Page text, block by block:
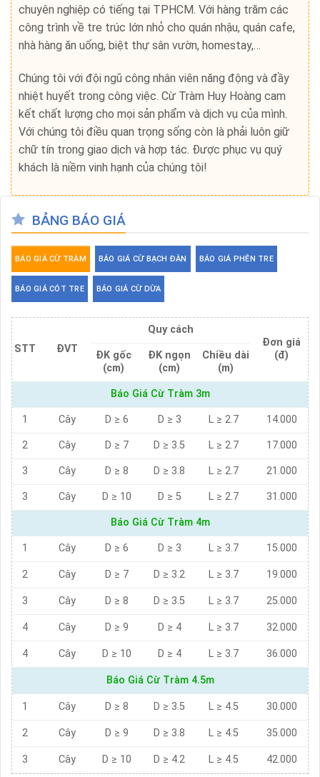
chuyên nghiệp có tiếng tại TPHCM. Với hàng trăm các
công trình về tre trúc lớn nhỏ cho quán nhậu, quán cafe,
nhà hàng ăn uống, biệt thự sân vườn, homestay,…
Chúng tôi với đội ngũ công nhân viên năng động và đầy
nhiệt huyết trong công việc. Cừ Tràm Huy Hoàng cam
kết chất lượng cho mọi sản phẩm và dịch vụ của mình.
Với chúng tôi điều quan trọng sống còn là phải luôn giữ
chữ tín trong giao dịch và hợp tác. Được phục vụ quý
khách là niềm vinh hạnh của chúng tôi!
BẢNG BÁO GIÁ
BÁO GIÁ CỪ TRÀM BÁO GIÁ CỪ BẠCH ĐÀN BÁO GIÁ PHÊN TRE
BÁO GIÁ CÓT TRE BÁO GIÁ CỪ DỪA
STT ĐVT
Quy cách
Đơn giá
(đ)
ĐK gốc
(cm)
ĐK ngọn
(cm)
Chiều dài
(m)
Báo Giá Cừ Tràm 3m
1 Cây D ≥ 6 D ≥ 3 L ≥ 2.7 14.000
2 Cây D ≥ 7 D ≥ 3.5 L ≥ 2.7 17.000
3 Cây D ≥ 8 D ≥ 3.8 L ≥ 2.7 21.000
3 Cây D ≥ 10 D ≥ 5 L ≥ 2.7 31.000
Báo Giá Cừ Tràm 4m
1 Cây D ≥ 6 D ≥ 3 L ≥ 3.7 15.000
2 Cây D ≥ 7 D ≥ 3.2 L ≥ 3.7 19.000
3 Cây D ≥ 8 D ≥ 3.5 L ≥ 3.7 25.000
4 Cây D ≥ 9 D ≥ 4 L ≥ 3.7 32.000
4 Cây D ≥ 10 D ≥ 4 L ≥ 3.7 36.000
Báo Giá Cừ Tràm 4.5m
1 Cây D ≥ 8 D ≥ 3.5 L ≥ 4.5 30.000
2 Cây D ≥ 9 D ≥ 3.8 L ≥ 4.5 35.000
3 Cây D ≥ 10 D ≥ 4.2 L ≥ 4.5 42.000